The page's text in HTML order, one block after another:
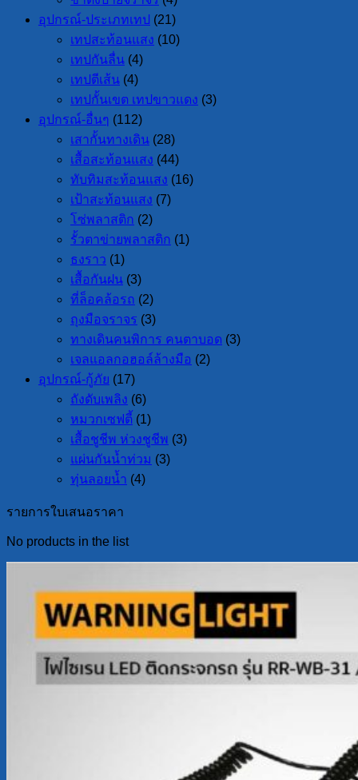
อุปกรณ์-ประเภทเทป
(21)
เทปสะท้อนแสง (10)
เทปกันลื่น (4)
เทปตีเส้น (4)
เทปกั้นเขต เทปขาวแดง (3)
อุปกรณ์-อื่นๆ (112)
เสากั้นทางเดิน (28)
เสื้อสะท้อนแสง (44)
ทับทิมสะท้อนแสง (16)
เป้าสะท้อนแสง (7)
โซ่พลาสติก (2)
รั้วตาข่ายพลาสติก (1)
ธงราว (1)
เสื้อกันฝน (3)
ที่ล็อคล้อรถ (2)
ถุงมือจราจร (3)
ทางเดินคนพิการ คนตาบอด (3)
เจลแอลกอฮอล์ล้างมือ (2)
อุปกรณ์-กู้ภัย (17)
ถังดับเพลิง (6)
หมวกเซฟตี้ (1)
เสื้อชูชีพ ห่วงชูชีพ (3)
แผ่นกันน้ำท่วม (3)
ทุ่นลอยน้ำ (4)
รายการใบเสนอราคา
No products in the list